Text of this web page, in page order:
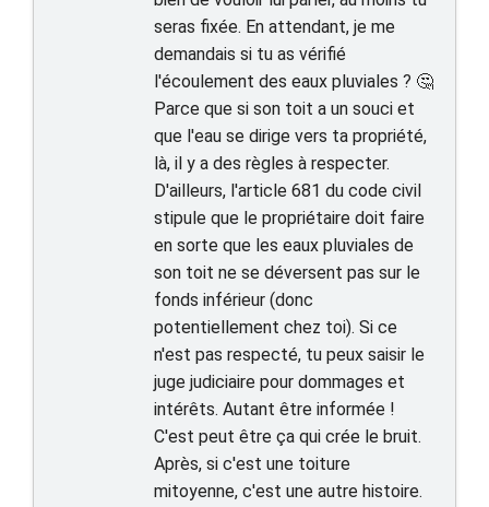
seras fixée. En attendant, je me
demandais si tu as vérifié
l'écoulement des eaux pluviales ? 🤔
Parce que si son toit a un souci et
que l'eau se dirige vers ta propriété,
là, il y a des règles à respecter.
D'ailleurs, l'article 681 du code civil
stipule que le propriétaire doit faire
en sorte que les eaux pluviales de
son toit ne se déversent pas sur le
fonds inférieur (donc
potentiellement chez toi). Si ce
n'est pas respecté, tu peux saisir le
juge judiciaire pour dommages et
intérêts. Autant être informée !
C'est peut être ça qui crée le bruit.
Après, si c'est une toiture
mitoyenne, c'est une autre histoire.